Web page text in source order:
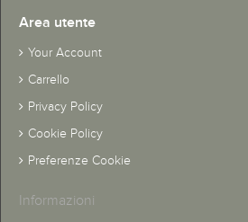
Area utente
Your Account
Carrello
Privacy Policy
Cookie Policy
Preferenze Cookie
Informazioni